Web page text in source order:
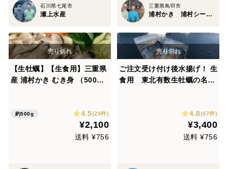
石川県七尾市
瀬上水産
三重県鳥羽市
浦村かき 浦村シーファーム
【生牡蠣】【生食用】三重県
産 浦村かき むき身 （500
対応 BBQ 女子会 母の日 父
の日 【父の日ギフト】【生で
食べれる美味い牡蠣】
約500g 4.5(29件)
¥2,100
送料 ¥756
ご注文受け付け後水揚げ！ 生
食用 東北有数生牡蠣の名産
2パック 日時指定可4.8(67件)
¥3,400
送料 ¥756